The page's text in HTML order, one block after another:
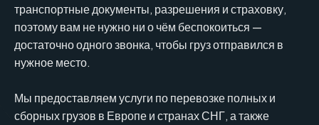
транспортные документы, разрешения и страховку,
поэтому вам не нужно ни о чём беспокоиться —
достаточно одного звонка, чтобы груз отправился в
нужное место.
Мы предоставляем услуги по перевозке полных и
сборных грузов в Европе и странах СНГ, а также